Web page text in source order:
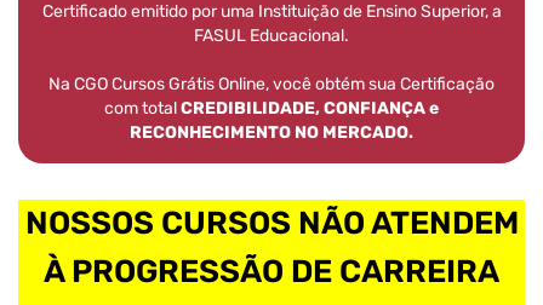
Certificado emitido por uma Instituição de Ensino Superior, a
FASUL Educacional.
Na CGO Cursos Grátis Online, você obtém sua Certificação
com totalCREDIBILIDADE, CONFIANÇA e
RECONHECIMENTO NO MERCADO.
NOSSOS CURSOS NÃO ATENDEM
À PROGRESSÃO DE CARREIRA